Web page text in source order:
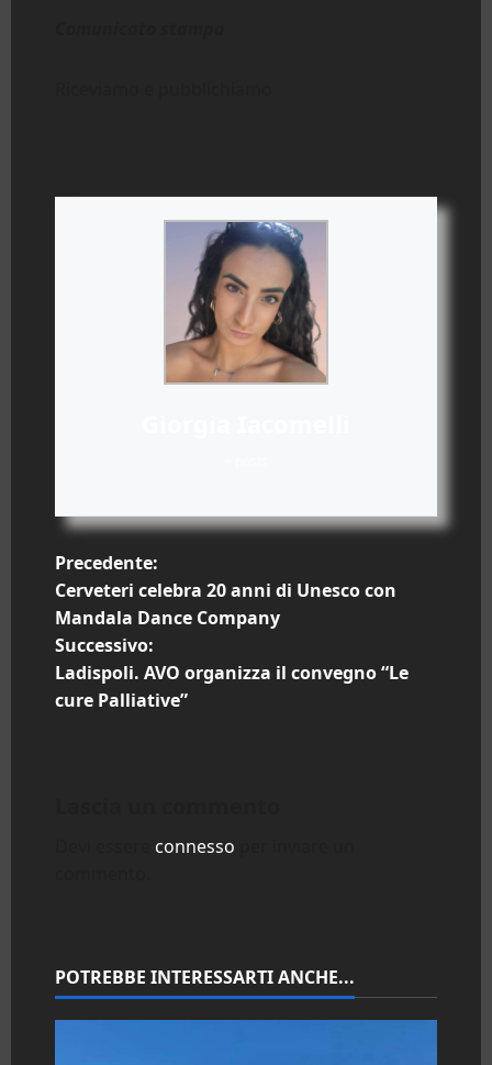
N
a
v
i
n
e
Precedente:
Cerveteri celebra 20 anni di Unesco con
Mandala Dance Company
Successivo:
Ladispoli. AVO organizza il convegno “Le
cure Palliative”
connesso
POTREBBE INTERESSARTI ANCHE...